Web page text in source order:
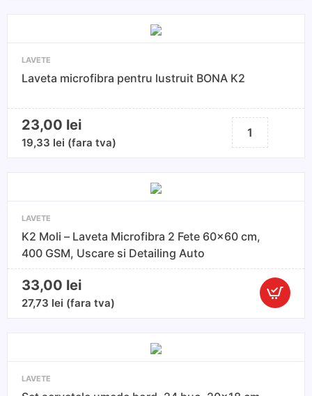
absorbtie
ridicata
LAVETE
Laveta microfibra pentru lustruit BONA K2
23,00 lei
19,33 lei (fara tva)
Cantitate
Laveta
LAVETE
K2 Moli – Laveta Microfibra 2 Fete 60x60 cm,
400 GSM, Uscare si Detailing Auto
33,00 lei
27,73 lei (fara tva)
Cantitate
LAVETE